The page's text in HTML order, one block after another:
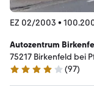
EZ 02/2003 •
Autozentrum
75217 Birkenfeld bei
4 Sterne
(97)